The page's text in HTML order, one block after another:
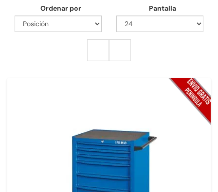
Ordenar por Pantalla